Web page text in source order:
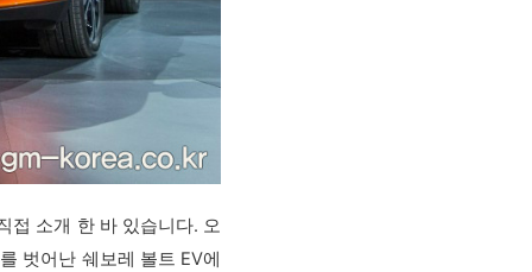
접 소개 한 바 있습니다. 오
벗어난 쉐보레 볼트 EV에